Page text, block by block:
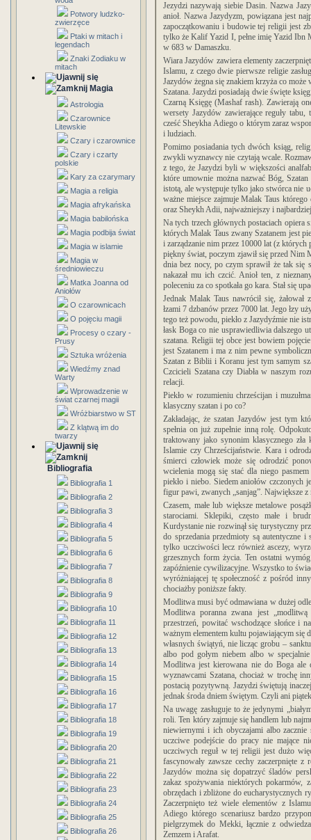
Potwory ludzko-
zwierzęce
Ptaki w mitach i
legendach
Znaki Zodiaku w
mitach
Magia
Astrologia
Czarownice
Litewskie
Czary i czarownice
Czary i czarty
polskie
Kary za czarymary
Magia a religia
Magia afrykańska
Magia babilońska
Magia podbija świat
Magia w islamie
Magia w
średniowieczu
Matka Joanna od
Aniołów
O czarownicach
O pojęciu magii
Procesy o czary -
Prusy
Sztuka wróżenia
Wiedźmy znad
Warty
Wprowadzenie w
świat czarnej magii
Wróżbiarstwo w ST
Z klątwą im do
twarzy
Bibliografia
Bibliografia 1
Bibliografia 2
Bibliografia 3
Bibliografia 4
Bibliografia 5
Bibliografia 6
Bibliografia 7
Bibliografia 8
Bibliografia 9
Bibliografia 10
Bibliografia 11
Bibliografia 12
Bibliografia 13
Bibliografia 14
Bibliografia 15
Bibliografia 16
Bibliografia 17
Bibliografia 18
Bibliografia 19
Bibliografia 20
Bibliografia 21
Bibliografia 22
Bibliografia 23
Bibliografia 24
Bibliografia 25
Bibliografia 26
Jezydzi nazywają siebie Dasin. Nazwa
anioł. Nazwa Jazydyzm, powiązana jest
zapoczątkowaniu i budowie tej religii jest
tylko że Kalif Yazid I, pełne imię Yazid Ibn
w 683 w Damaszku.
Wiara Jazydów zawiera elementy
Islamu, z czego dwie pierwsze religie
Jazydów żegna się znakiem krzyża co
Szatana. Jazydzi posiadają dwie święte
Czarną Księgę (Mashaf rash). Zawierają
wersety Jazydów zawierające reguły
cześć Sheykha Adiego o którym zaraz
i ludziach.
Pomimo posiadania tych dwóch ksiąg,
zwykli wyznawcy nie czytają wcale.
z tego, że Jazydzi byli w większości
które umownie można nazwać Bóg,
istotą, ale występuje tylko jako stwórca nie
ważne miejsce zajmuje Malak Taus
oraz Sheykh Adii, najważniejszy i
Na tych trzech głównych postaciach
których Malak Taus zwany Szatanem jest
i zarządzanie nim przez 10000 lat (z których
piękny świat, poczym zjawił się przed Nim
dnia bez nocy, po czym sprawił że tak się
nakazał mu ich czcić. Anioł ten, z
poleceniu za co spotkała go kara. Stał się
Jednak Malak Taus nawrócił się,
łzami 7 dzbanów przez 7000 lat. Jego łzy
tego też powodu, piekło z Jazydyźmie nie
łask Boga co nie usprawiedliwia dalszego
szatana. Religii tej obce jest bowiem
jest Szatanem i ma z nim pewne
Szatan z Biblii i Koranu jest tym samym
Czcicieli Szatana czy Diabła w naszym
relacji.
Piekło w rozumieniu chrześcijan i
klasyczny szatan i po co?
Zakładając, że szatan Jazydów jest tym
spełnia on już zupełnie inną rolę.
traktowany jako synonim klasycznego
Islamie czy Chrześcijaństwie. Kara i
śmierci człowiek może się odrodzić
wcielenia mogą się stać dla niego
piekło i niebo. Siedem aniołów czczonych
figur pawi, zwanych „sanjag”. Największe
Czasem, małe lub większe metalowe
starociami. Sklepiki, często małe i
Kurdystanie nie rozwinął się turystyczny
do sprzedania przedmioty są autentyczne
tylko uczciwości lecz również ascezy,
grzesznych form życia. Ten ostatni
zapóźnienie cywilizacyjne. Wszystko to
wyróżniającej tę społeczność z pośród
chociażby poniższe fakty.
Modlitwa musi być odmawiana w dużej
Modlitwa poranna zwana jest
przestrzeń, powitać wschodzące słońce i
ważnym elementem kultu pojawiającym się
własnych świątyń, nie licząc grobu –
albo pod gołym niebem albo w
Modlitwa jest kierowana nie do Boga ale
wyznawcami Szatana, chociaż w trochę
postacią pozytywną. Jazydzi świętują
jednak środa dniem świętym. Czyli ani
Na uwagę zasługuje to że jedynymi
roli. Ten który zajmuje się handlem lub
niewiernymi i ich obyczajami albo
uczciwe podejście do pracy nie mające
uczciwych reguł w tej religii jest dużo
fascynowały zawsze cechy zaczerpnięte
Jazydów można się dopatrzyć śladów
zakaz spożywania niektórych pokarmów,
obrzędach i zbliżone do eucharystycznych
Zaczerpnięto też wiele elementów z
Adiego którego scenariusz bardzo
pielgrzymek do Mekki, łącznie z
Zemzem i Arafat.